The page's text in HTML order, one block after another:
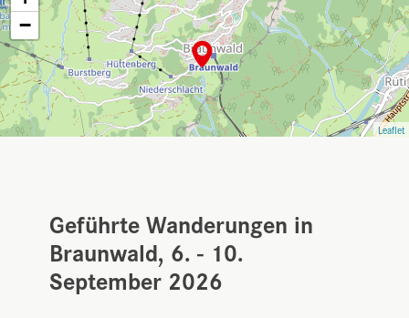
−
Leaflet
Geführte Wanderungen in
Braunwald, 6. - 10.
September 2026